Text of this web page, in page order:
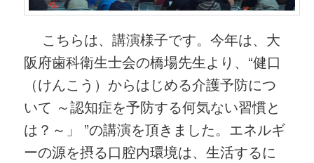
こちらは、講演様子です。今年は、大
阪府歯科衛生士会の橋場先生より、“健口
（けんこう）からはじめる介護予防につ
いて ～認知症を予防する何気ない習慣と
は？～」 ”の講演を頂きました。エネルギ
ーの源を摂る口腔内環境は、生活するに